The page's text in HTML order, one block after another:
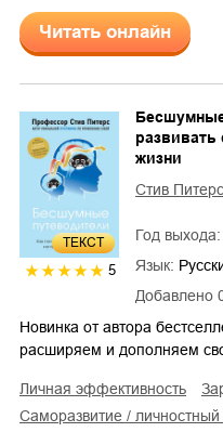
Читать онлайн
ТЕКСТ
5
Добавлено
развивать
жизни
Стив Питерс
Год выхода:
Язык:
Новинка от автора
расширяем и дополняем
личная эффективность
саморазвитие / личностный